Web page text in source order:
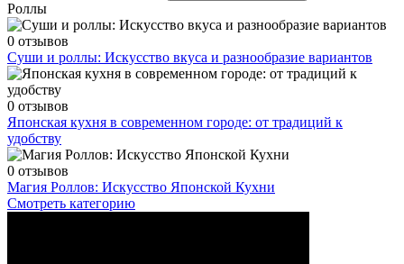
Роллы
0 отзывов
Суши и роллы: Искусство вкуса и разнообразие вариантов
0 отзывов
Японская кухня в современном городе: от традиций к
удобству
0 отзывов
Магия Роллов: Искусство Японской Кухни
Смотреть категорию